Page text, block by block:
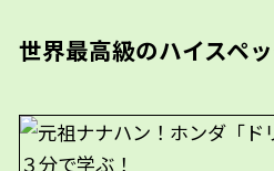
世界最高級のハイスペ